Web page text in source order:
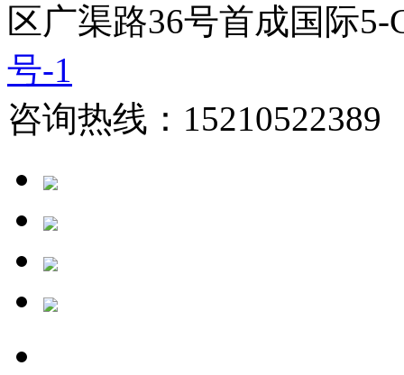
区广渠路36号首成国际
号-1
咨询热线：